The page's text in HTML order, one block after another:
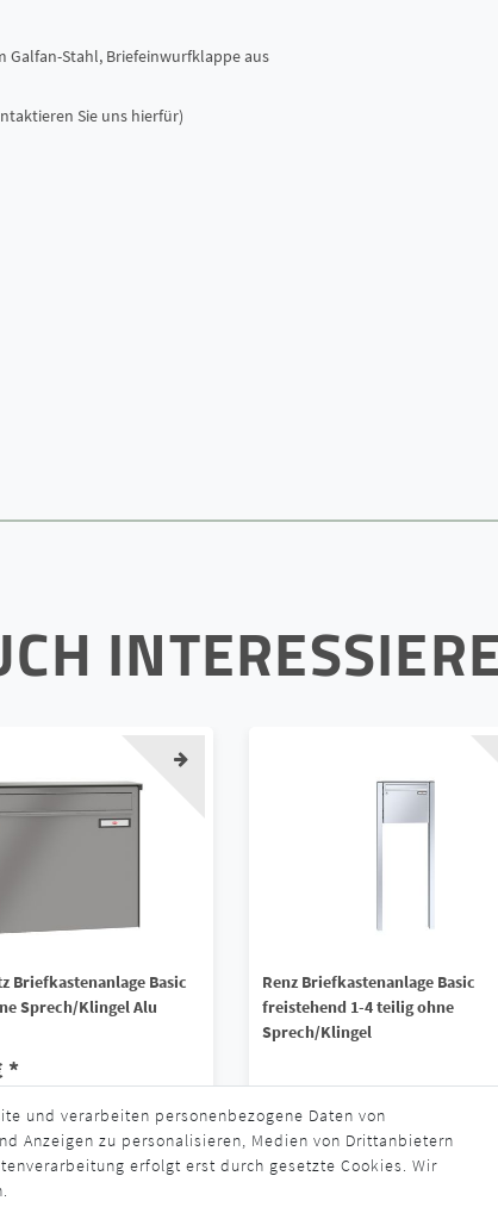
Galfan-Stahl, Briefeinwurfklappe aus
Sie uns hierfür)
Briefkastenanlage Basic
Sprech/Klingel Alu
*
zzgl.Versandkosten
4 - 6 Wochen
Renz Briefkastenanlage Basic
freistehend 1-4 teilig ohne
Sprech/Klingel
1.471,90 € *
*inkl. ges. MwSt.zzgl. Versandkosten
Lieferzeit ca. 4 - 6 Wochen
und verarbeiten personenbezogene Daten von
Anzeigen zu personalisieren, Medien von Drittanbietern
erfolgt erst durch gesetzte Cookies. Wir